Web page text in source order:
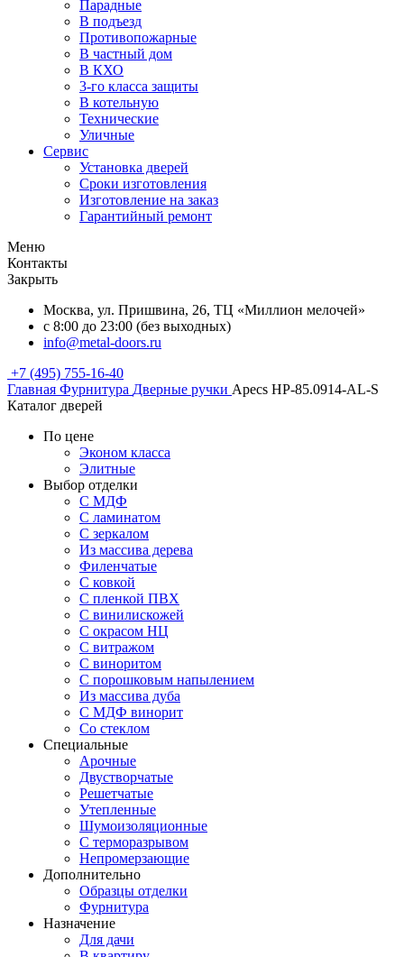
Парадные
В подъезд
Противопожарные
В частный дом
В КХО
3-го класса защиты
В котельную
Технические
Уличные
Сервис
Установка дверей
Сроки изготовления
Изготовление на заказ
Гарантийный ремонт
Меню
Контакты
Закрыть
Москва, ул. Пришвина, 26, ТЦ «Миллион мелочей»
с 8:00 до 23:00 (без выходных)
info@metal-doors.ru
+7 (495) 755-16-40
Главная Фурнитура Дверные ручки Apecs HP-85.0914-AL-S
Каталог дверей
По цене
Эконом класса
Элитные
Выбор отделки
С МДФ
С ламинатом
С зеркалом
Из массива дерева
Филенчатые
С ковкой
С пленкой ПВХ
С винилискожей
С окрасом НЦ
С витражом
С виноритом
С порошковым напылением
Из массива дуба
С МДФ винорит
Со стеклом
Специальные
Арочные
Двустворчатые
Решетчатые
Утепленные
Шумоизоляционные
С терморазрывом
Непромерзающие
Дополнительно
Образцы отделки
Фурнитура
Назначение
Для дачи